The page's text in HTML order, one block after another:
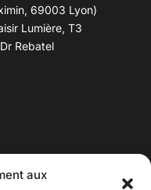
aux
69003 Lyon)
Lumière, T3
Rebatel